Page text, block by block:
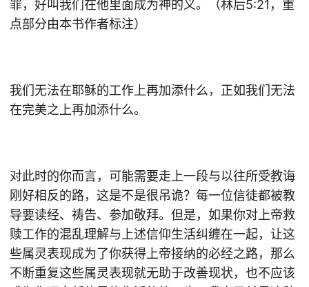
罪，好叫我们在他里面成为神的义。（林后5:21，重
点部分由本书作者标注）
我们无法在耶稣的工作上再加添什么，正如我们无法
在完美之上再加添什么。
对此时的你而言，可能需要走上一段与以往所受教诲
刚好相反的路，这是不是很吊诡？每一位信徒都被教
导要读经、祷告、参加敬拜。但是，如果你对上帝救
赎工作的混乱理解与上述信仰生活纠缠在一起，让这
些属灵表现成为了你获得上帝接纳的必经之路，那么
不断重复这些属灵表现就无助于改善现状，也不应该